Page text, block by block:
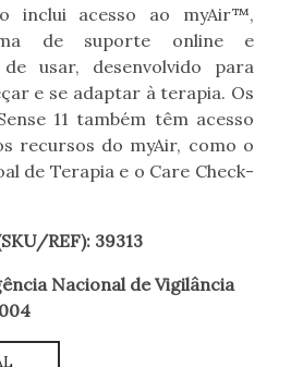
inclui acesso ao myAir™,
de suporte online e
de usar, desenvolvido para
e se adaptar à terapia. Os
11 também têm acesso
recursos do myAir, como o
de Terapia e o Care Check-
REF): 39313
Nacional de Vigilância